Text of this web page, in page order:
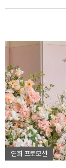
연회 프로모션